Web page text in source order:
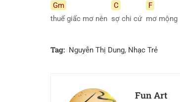
Gm
thuế giấc mơ nên
C
sợ chi cứ
F
mơ mộng
Tag: Nguyễn Thị Dung, Nhạc Trẻ
Fun Art